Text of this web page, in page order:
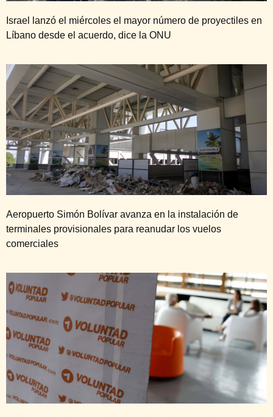
Israel lanzó el miércoles el mayor número de proyectiles en
Líbano desde el acuerdo, dice la ONU
Aeropuerto Simón Bolívar avanza en la instalación de
terminales provisionales para reanudar los vuelos
comerciales